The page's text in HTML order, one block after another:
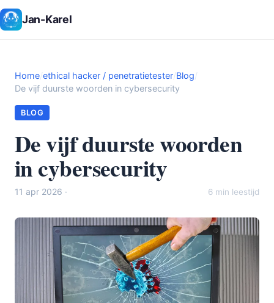
Jan-Karel
Home/ethical hacker / penetratietester/Blog/
De vijf duurste woorden in cybersecurity
BLOG
De vijf duurste woorden
in cybersecurity
11 apr 2026 · 6 min leestijd